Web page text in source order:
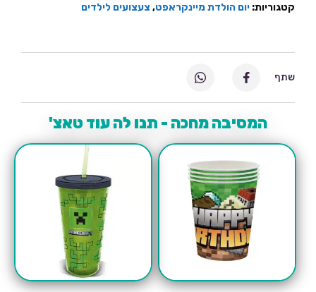
קטגוריות: יום הולדת מיינקראפט, צעצועים לילדים
המסיבה מחכה - תנו לה עוד טאצ'
שתף